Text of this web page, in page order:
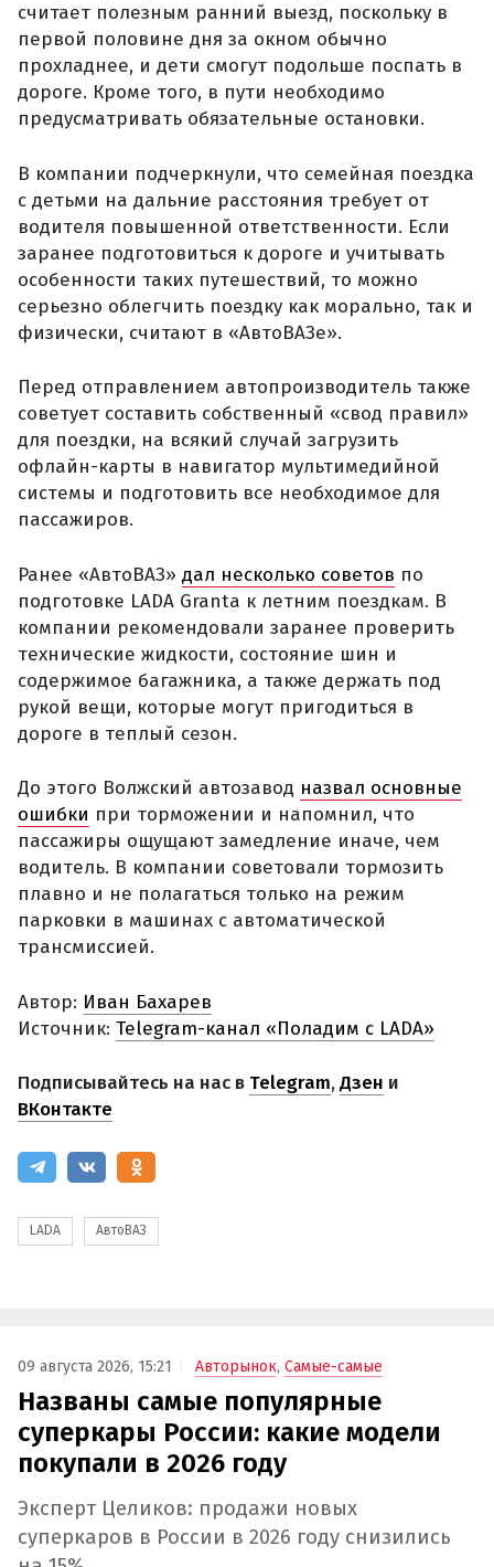
считает полезным ранний выезд, поскольку в
первой половине дня за окном обычно
прохладнее, и дети смогут подольше поспать в
дороге. Кроме того, в пути необходимо
предусматривать обязательные остановки.
В компании подчеркнули, что семейная поездка
с детьми на дальние расстояния требует от
водителя повышенной ответственности. Если
заранее подготовиться к дороге и учитывать
особенности таких путешествий, то можно
серьезно облегчить поездку как морально, так и
физически, считают в «АвтоВАЗе».
Перед отправлением автопроизводитель также
советует составить собственный «свод правил»
для поездки, на всякий случай загрузить
офлайн-карты в навигатор мультимедийной
системы и подготовить все необходимое для
пассажиров.
Ранее «АвтоВАЗ» дал несколько советов по
подготовке LADA Granta к летним поездкам. В
компании рекомендовали заранее проверить
технические жидкости, состояние шин и
содержимое багажника, а также держать под
рукой вещи, которые могут пригодиться в
дороге в теплый сезон.
До этого Волжский автозавод назвал основные
ошибки при торможении и напомнил, что
пассажиры ощущают замедление иначе, чем
водитель. В компании советовали тормозить
плавно и не полагаться только на режим
парковки в машинах с автоматической
трансмиссией.
Автор: Иван Бахарев
Источник: Telegram-канал «Поладим с LADA»
Подписывайтесь на нас в Telegram,Дзен и
ВКонтакте
LADA АвтоВАЗ
09 августа 2026, 15:21 Авторынок, Самые-самые
Названы самые популярные
суперкары России: какие модели
покупали в 2026 году
Эксперт Целиков: продажи новых
суперкаров в России в 2026 году снизились